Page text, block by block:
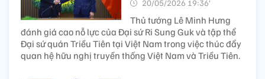
20/05/2026 19:36’
Thủ tướng Lê Minh Hưng
đánh giá cao nỗ lực của Đại sứ Ri Sung Guk và tập thể
Đại sứ quán Triều Tiên tại Việt Nam trong việc thúc đẩy
quan hệ hữu nghị truyền thống Việt Nam và Triều Tiên.